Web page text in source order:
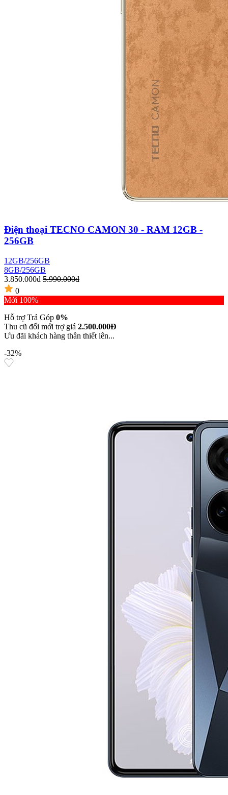
Điện thoại TECNO CAMON 30 - RAM 12GB -
256GB
12GB/256GB
8GB/256GB
3.850.000đ 5.990.000đ
0
Mới 100%
Hỗ trợ Trả Góp 0%
Thu cũ đổi mới trợ giá 2.500.000Đ
Ưu đãi khách hàng thân thiết lên...
-32%